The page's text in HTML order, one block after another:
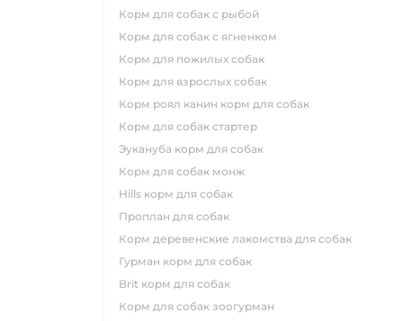
корм для собак с рыбой
корм для собак с ягненком
корм для пожилых собак
корм для взрослых собак
корм роял канин корм для собак
корм для собак стартер
эукануба корм для собак
корм для собак монж
hills корм для собак
проплан для собак
корм деревенские лакомства для собак
гурман корм для собак
brit корм для собак
корм для собак зоогурман